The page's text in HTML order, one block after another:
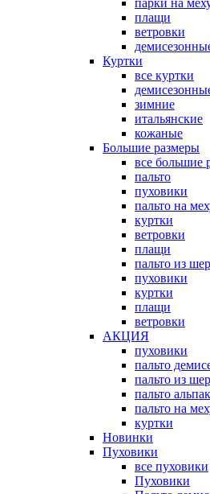
парки на
плащи
ветровки
Куртки
все куртки
зимние
итальянские
кожаные
Большие размеры
все большие
пальто
пуховики
пальто на
куртки
ветровки
плащи
пальто из
пуховики
куртки
плащи
ветровки
АКЦИЯ
пуховики
пальто
пальто из
пальто
пальто на
куртки
Новинки
Пуховики
все пуховики
Пуховики